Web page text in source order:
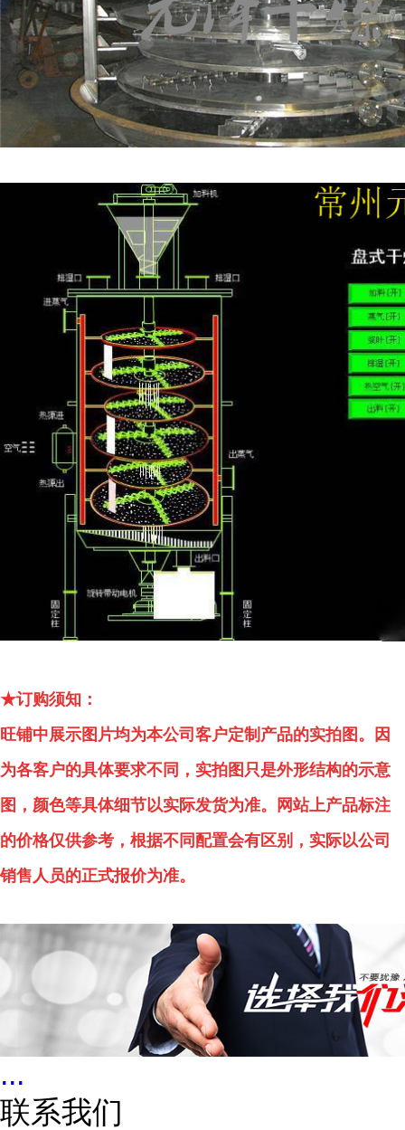
★订购须知：
旺铺中展示图片均为本公司客户定制产品的实拍图。因
为各客户的具体要求不同，实拍图只是外形结构的示意
图，颜色等具体细节以实际发货为准。网站上产品标注
的价格仅供参考，根据不同配置会有区别，实际以公司
销售人员的正式报价为准。
...
联系我们